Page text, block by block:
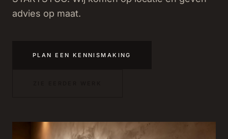
advies op maat.
PLAN EEN KENNISMAKING